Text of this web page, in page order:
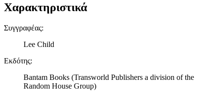
Χαρακτηριστικά
Συγγραφέας:
Lee Child
Εκδότης:
Bantam Books (Transworld Publishers a division of the
Random House Group)